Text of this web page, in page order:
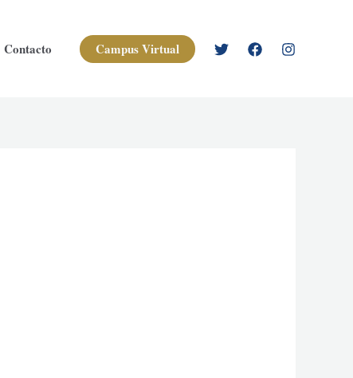
Contacto Campus Virtual